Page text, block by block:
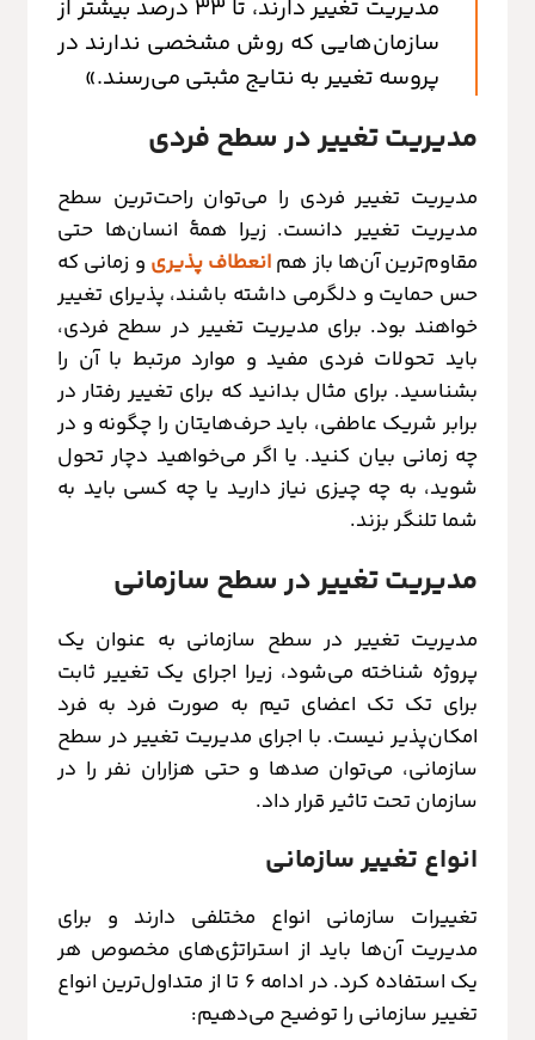
مدیریت تغییر دارند، تا 33 درصد بیشتر از
سازمان‌هایی که روش مشخصی ندارند در
پروسه تغییر به نتایج مثبتی می‌رسند.»
مدیریت تغییر در سطح فردی
مدیریت تغییر فردی را می‌توان راحت‌ترین سطح
مدیریت تغییر دانست. زیرا همۀ انسان‌ها حتی
مقاوم‌ترین آن‌ها باز همانعطاف پذیری و زمانی که
حس حمایت و دلگرمی داشته باشند، پذیرای تغییر
خواهند بود. برای مدیریت تغییر در سطح فردی،
باید تحولات فردی مفید و موارد مرتبط با آن را
بشناسید. برای مثال بدانید که برای تغییر رفتار در
برابر شریک عاطفی، باید حرف‌هایتان را چگونه و در
چه زمانی بیان کنید. یا اگر می‌خواهید دچار تحول
شوید، به چه چیزی نیاز دارید یا چه کسی باید به
شما تلنگر بزند.
مدیریت تغییر در سطح سازمانی
مدیریت تغییر در سطح سازمانی به عنوان یک
پروژه شناخته می‌شود، زیرا اجرای یک تغییر ثابت
برای تک تک اعضای تیم به صورت فرد به فرد
امکان‌پذیر نیست. با اجرای مدیریت تغییر در سطح
سازمانی، می‌توان صدها و حتی هزاران نفر را در
سازمان تحت تاثیر قرار داد.
انواع تغییر سازمانی
تغییرات سازمانی انواع مختلفی دارند و برای
مدیریت آن‌ها باید از استراتژی‌های مخصوص هر
یک استفاده کرد. در ادامه 6 تا از متداول‌ترین انواع
تغییر سازمانی را توضیح می‌دهیم: